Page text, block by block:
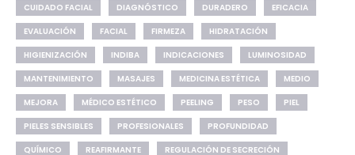
CUIDADO FACIAL
DIAGNÓSTICO DURADERO
EFICACIA
EVALUACIÓN
FACIAL FIRMEZA
HIDRATACIÓN
HIGIENIZACIÓN
INDIBA INDICACIONES
LUMINOSIDAD
MANTENIMIENTO
MASAJES MEDICINA ESTÉTICA
MEDIO
MEJORA
MÉDICO ESTÉTICO PEELING PESO
PIEL
PIELES SENSIBLES
PROFESIONALES
PROFUNDIDAD
QUÍMICO
REAFIRMANTE
REGULACIÓN DE SECRECIÓN